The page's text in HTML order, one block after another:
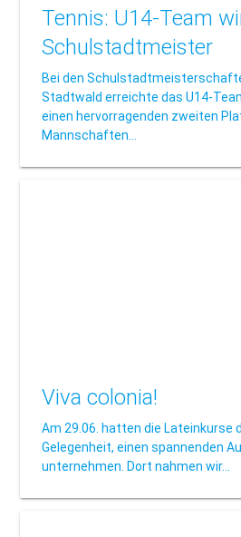
Tennis: U14-Team
Schulstadtmeister
Bei den
Stadtwald erreichte das U14-
einen hervorragenden zweiten
Mannschaften…
Viva colonia!
Am 29.06. hatten die Lateinkurse
Gelegenheit, einen spannenden
unternehmen. Dort nahmen wir…